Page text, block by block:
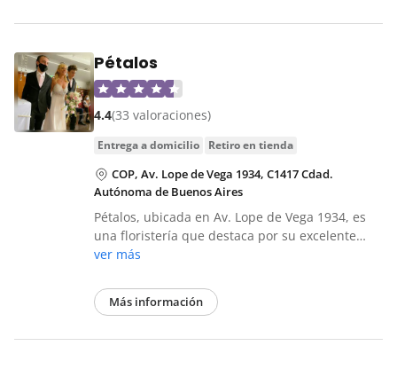
Pétalos
4.4(33 valoraciones)
entrega a domicilio retiro en tienda
COP, Av. Lope de Vega 1934, C1417 Cdad.
Autónoma de Buenos Aires
Pétalos, ubicada en Av. Lope de Vega 1934, es
una floristería que destaca por su excelente…
ver más
Más información